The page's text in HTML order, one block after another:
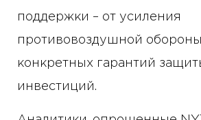
поддержки – от усиления
противовоздушной
конкретных гарантий
инвестиций.